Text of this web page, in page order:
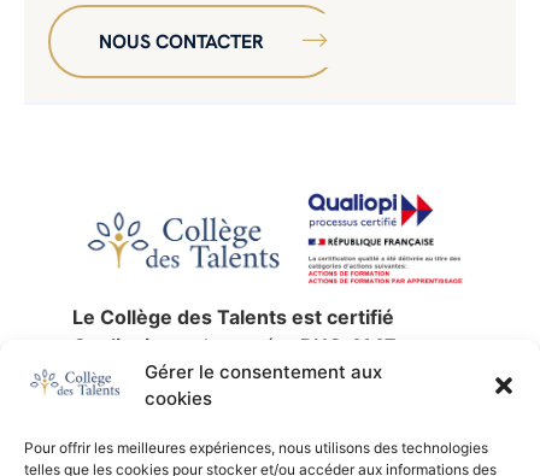
Gérer le consentement aux
cookies
Pour offrir les meilleures expériences, nous utilisons des technologies
telles que les cookies pour stocker et/ou accéder aux informations des
NOUS CONTACTER
Le Collège des Talents est certifié
Qualiopi sous le numéro RNQ 4147
jusqu’au30 décembre 2027.
La certification qualité a été délivrée au
actions de formation,validation des